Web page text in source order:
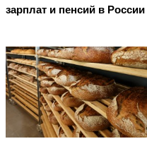
зарплат и пенсий в России